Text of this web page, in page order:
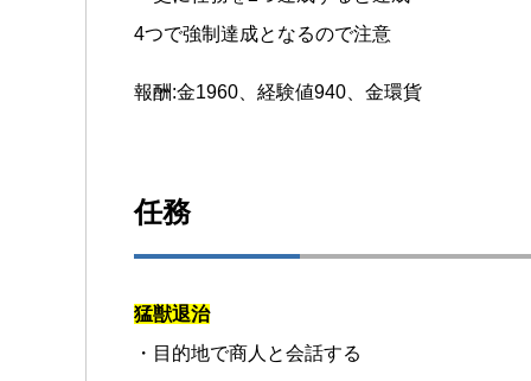
4つで強制達成となるので注意
報酬:金1960、経験値940、金環貨
任務
猛獣退治
・目的地で商人と会話する